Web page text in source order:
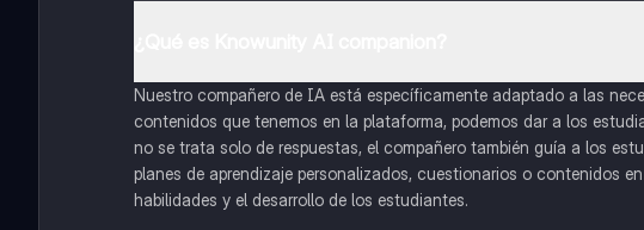
Nuestro compañero de IA está específicamente adaptado a las
contenidos que tenemos en la plataforma, podemos dar a los
no se trata solo de respuestas, el compañero también guía a los
planes de aprendizaje personalizados, cuestionarios o contenidos
habilidades y el desarrollo de los estudiantes.